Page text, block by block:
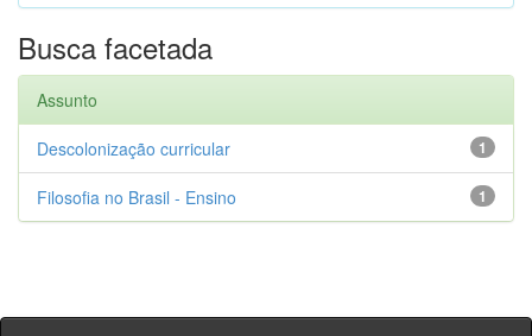
Busca facetada
Assunto
1
Descolonização curricular
1
Filosofia no Brasil - Ensino